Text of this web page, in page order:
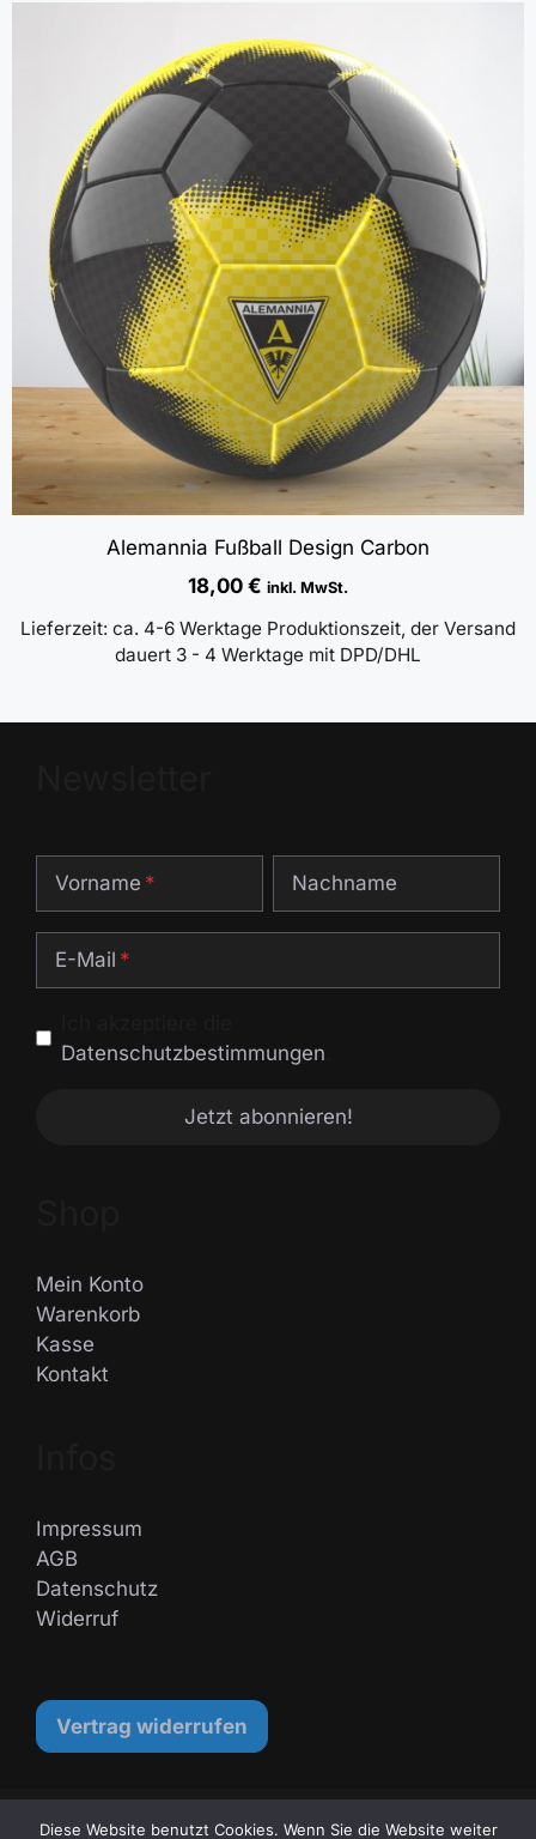
Alemannia Fußball Design Carbon
18,00 € inkl. MwSt.
Lieferzeit: ca. 4-6 Werktage Produktionszeit, der Versand
dauert 3 - 4 Werktage mit DPD/DHL
Vorname Nachname
E-Mail
Datenschutzbestimmungen
Mein Konto
Warenkorb
Kasse
Kontakt
Impressum
AGB
Datenschutz
Widerruf
Vertrag widerrufen
2026 © Metzen Athletic
Diese Website benutzt Cookies. Wenn Sie die Website weiter